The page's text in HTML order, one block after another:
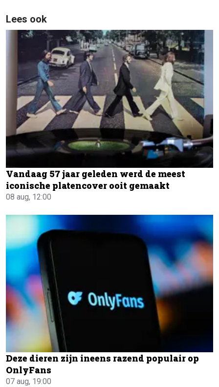
Lees ook
Vandaag 57 jaar geleden werd de meest
iconische platencover ooit gemaakt
08 aug, 12:00
Deze dieren zijn ineens razend populair op
OnlyFans
07 aug, 19:00